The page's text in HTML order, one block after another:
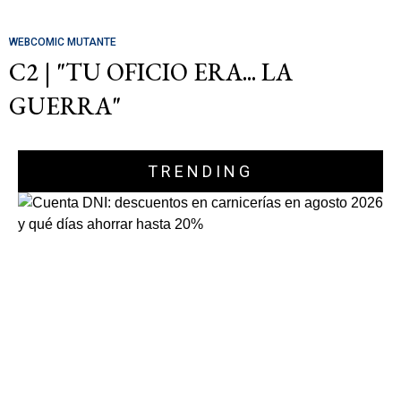
WEBCOMIC MUTANTE
C2 | "TU OFICIO ERA... LA
GUERRA"
TRENDING